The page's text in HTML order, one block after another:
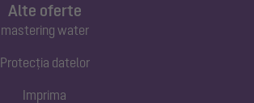
Alte oferte
mastering water
Protecția datelor
Imprima